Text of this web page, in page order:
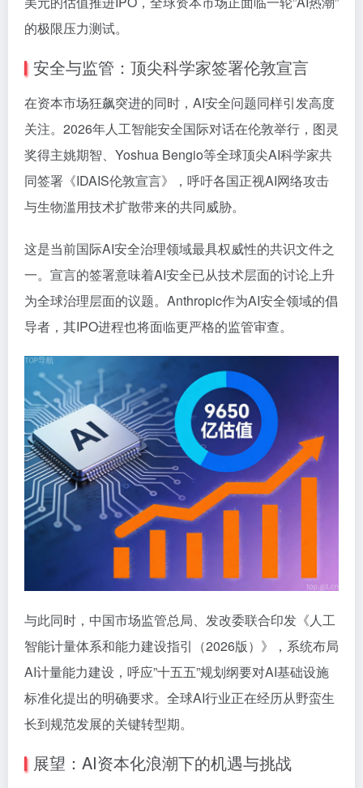
的极限压力测试。
安全与监管：顶尖科学家签署伦敦宣言
在资本市场狂飙突进的同时，AI安全问题同样引发高度
关注。2026年人工智能安全国际对话在伦敦举行，图灵
奖得主姚期智、Yoshua Bengio等全球顶尖AI科学家共
同签署《IDAIS伦敦宣言》，呼吁各国正视AI网络攻击
与生物滥用技术扩散带来的共同威胁。
这是当前国际AI安全治理领域最具权威性的共识文件之
一。宣言的签署意味着AI安全已从技术层面的讨论上升
为全球治理层面的议题。Anthropic作为AI安全领域的倡
导者，其IPO进程也将面临更严格的监管审查。
与此同时，中国市场监管总局、发改委联合印发《人工
智能计量体系和能力建设指引（2026版）》，系统布局
AI计量能力建设，呼应”十五五”规划纲要对AI基础设施
标准化提出的明确要求。全球AI行业正在经历从野蛮生
长到规范发展的关键转型期。
展望：AI资本化浪潮下的机遇与挑战